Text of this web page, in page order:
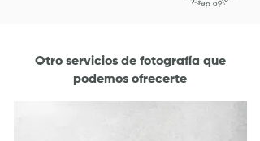
Otro servicios de fotografía que
podemos ofrecerte